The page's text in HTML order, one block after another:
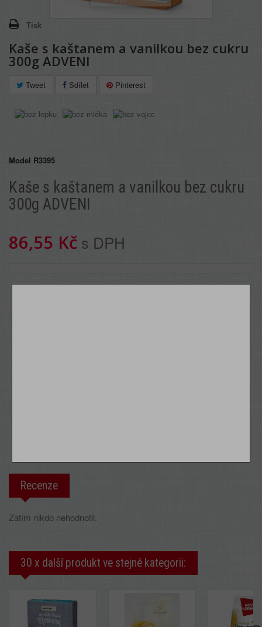
Tisk
Kaše s kaštanem a vanilkou bez cukru
300g ADVENI
Tweet Sdílet Pinterest
Model R3395
Kaše s kaštanem a vanilkou bez cukru
300g ADVENI
86,55 Kč s DPH
Recenze
Zatím nikdo nehodnotil.
30 x další produkt ve stejné kategorii: